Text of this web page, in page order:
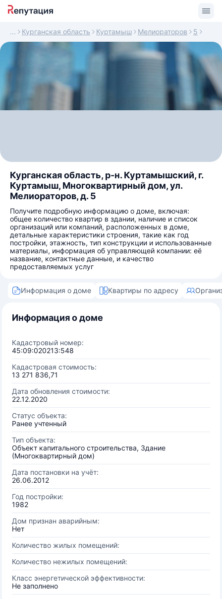
Курганская область Куртамыш Мелиораторов 5
Курганская область, р-н. Куртамышский, г.
Куртамыш, Многоквартирный дом, ул.
Мелиораторов, д. 5
Получите подробную информацию о доме, включая:
общее количество квартир в здании, наличие и список
организаций или компаний, расположенных в доме,
детальные характеристики строения, такие как год
постройки, этажность, тип конструкции и использованные
материалы, информация об управляющей компании: её
название, контактные данные, и качество
предоставляемых услуг
Информация о доме Квартиры по адресу
Информация о доме
Кадастровый номер:
45:09:020213:548
Кадастровая стоимость:
13 271 836,71
Дата обновления стоимости:
22.12.2020
Статус объекта:
Ранее учтенный
Тип объекта:
Объект капитального строительства, Здание
(Многоквартирный дом)
Дата постановки на учёт:
26.06.2012
Год постройки:
1982
Дом признан аварийным:
Нет
Количество жилых помещений:
Количество нежилых помещений:
Класс энергетической эффективности:
Не заполнено